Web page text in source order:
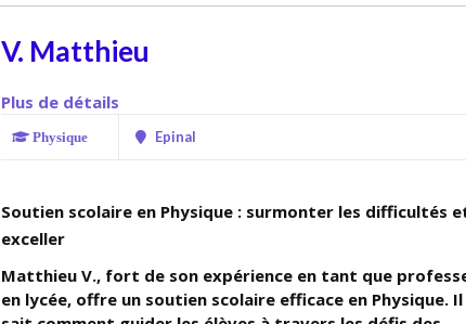
V. Matthieu
Plus de détails
Physique Epinal
Soutien scolaire en Physique : surmonter les difficultés
exceller
Matthieu V., fort de son expérience en tant que
en lycée, offre un soutien scolaire efficace en Physique. Il